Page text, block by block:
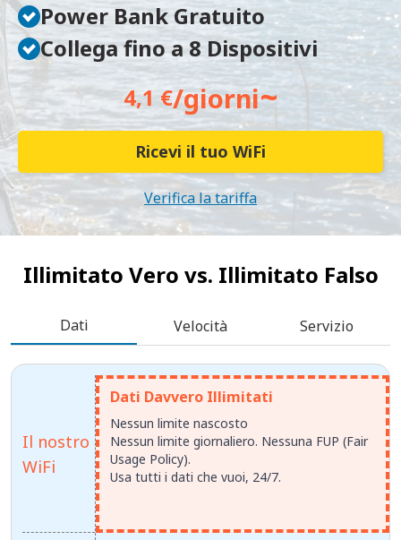
Power Bank Gratuito
Collega fino a 8 Dispositivi
4,1 €/giorni~
Ricevi il tuo WiFi
Verifica la tariffa
Illimitato Vero vs. Illimitato Falso
Dati Velocità Servizio
Il nostro
WiFi
Dati Davvero Illimitati
Nessun limite nascosto
Nessun limite giornaliero. Nessuna FUP (Fair
Usage Policy).
Usa tutti i dati che vuoi, 24/7.